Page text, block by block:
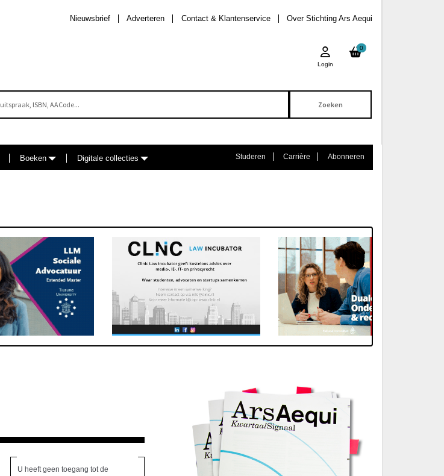
Over Stichting Ars Aequi
Contact & Klantenservice
Adverteren
Nieuwsbrief
0
Login
Boeken Digitale collecties Studeren Carrière Abonneren
U heeft geen toegang tot de